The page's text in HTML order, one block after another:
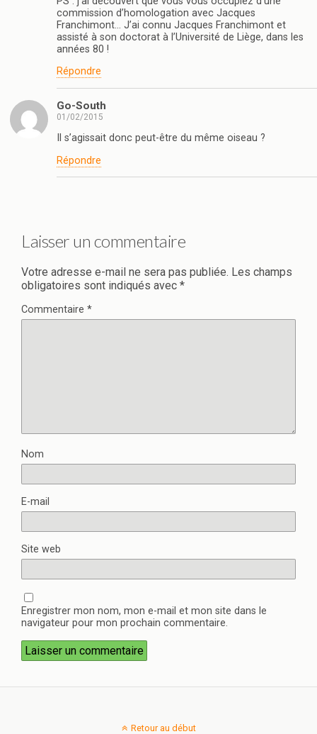
commission d’homologation avec Jacques
Franchimont… J’ai connu Jacques Franchimont et
assisté à son doctorat à l’Université de Liège, dans les
années 80 !
Répondre
Go-South
01/02/2015
Il s’agissait donc peut-être du même oiseau ?
Répondre
Laisser un commentaire
Votre adresse e-mail ne sera pas publiée. Les champs
obligatoires sont indiqués avec *
Commentaire *
Nom
E-mail
Site web
Enregistrer mon nom, mon e-mail et mon site dans le
navigateur pour mon prochain commentaire.
Retour au début